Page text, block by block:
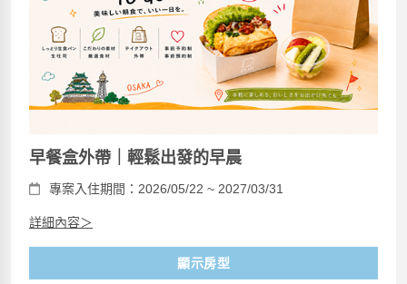
早餐盒外帶｜輕鬆出發的早晨
專案入住期間：2026/05/22 ~ 2027/03/31
詳細內容＞
顯示房型